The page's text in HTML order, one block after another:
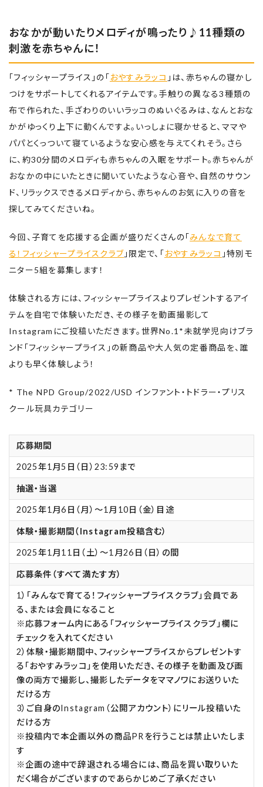
おなかが動いたりメロディが鳴ったり♪11種類の
刺激を赤ちゃんに！
「フィッシャープライス」の「おやすみラッコ 」は、赤ちゃんの寝かし
つけをサポートしてくれるアイテムです。手触りの異なる3種類の
布で作られた、手ざわりのいいラッコのぬいぐるみは、なんとおな
かがゆっくり上下に動くんですよ。いっしょに寝かせると、ママや
パパとくっついて寝ているような安心感を与えてくれそう。さら
に、約30分間のメロディも赤ちゃんの入眠をサポート。赤ちゃんが
おなかの中にいたときに聞いていたような心音や、自然のサウン
ド、リラックスできるメロディから、赤ちゃんのお気に入りの音を
探してみてくださいね。
今回、子育てを応援する企画が盛りだくさんの「みんなで育て
る！フィッシャープライスクラブ 」限定で、「おやすみラッコ 」特別モ
ニター5組を募集します！
体験される方には、フィッシャープライスよりプレゼントするアイ
テムを自宅で体験いただき、その様子を動画撮影して
Instagramにご投稿いただきます。世界No.1*未就学児向けブラ
ンド「フィッシャープライス」の新商品や大人気の定番商品を、誰
よりも早く体験しよう！
* The NPD Group/2022/USD インファント・トドラー・プリス
クール玩具カテゴリー
応募期間
2025年1月5日（日）23:59まで
抽選・当選
2025年1月6日（月）～1月10日（金）目途
体験・撮影期間（Instagram投稿含む）
2025年1月11日（土）～1月26日（日）の間
応募条件（すべて満たす方）
1）「みんなで育てる！フィッシャープライスクラブ」会員であ
る、または会員になること
※応募フォーム内にある「フィッシャープライスクラブ」欄に
チェックを入れてください
2）体験・撮影期間中、フィッシャープライスからプレゼントす
る「おやすみラッコ」を使用いただき、その様子を動画及び画
像の両方で撮影し、撮影したデータをママノワにお送りいた
だける方
3）ご自身のInstagram（公開アカウント）にリール投稿いた
だける方
※投稿内で本企画以外の商品PRを行うことは禁止いたしま
す
※企画の途中で辞退される場合には、商品を買い取りいた
だく場合がございますのであらかじめご了承ください